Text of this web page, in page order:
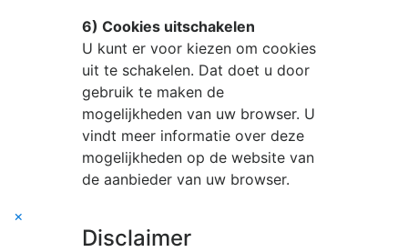
6) Cookies uitschakelen
U kunt er voor kiezen om cookies
uit te schakelen. Dat doet u door
gebruik te maken de
mogelijkheden van uw browser. U
vindt meer informatie over deze
mogelijkheden op de website van
de aanbieder van uw browser.
×
Disclaimer